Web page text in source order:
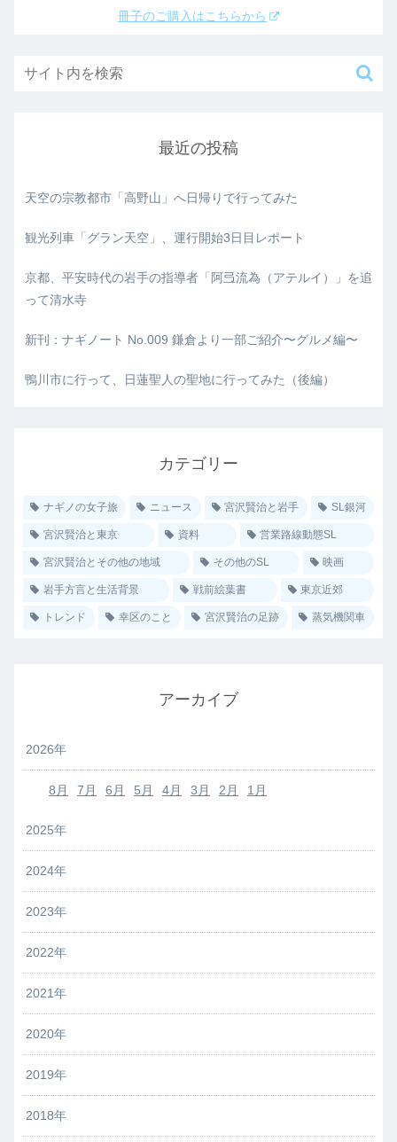
冊子のご購入はこちらから
最近の投稿
天空の宗教都市「高野山」へ日帰りで行ってみた
観光列車「グラン天空」、運行開始3日目レポート
京都、平安時代の岩手の指導者「阿弖流為（アテルイ）」を追
って清水寺
新刊：ナギノート No.009 鎌倉より一部ご紹介〜グルメ編〜
鴨川市に行って、日蓮聖人の聖地に行ってみた（後編）
カテゴリー
ナギノの女子旅 ニュース 宮沢賢治と岩手 SL銀河
宮沢賢治と東京 資料 営業路線動態SL
宮沢賢治とその他の地域 その他のSL 映画
岩手方言と生活背景 戦前絵葉書 東京近郊
トレンド 幸区のこと 宮沢賢治の足跡 蒸気機関車
アーカイブ
2026年
8月 7月 6月 5月 4月 3月 2月 1月
2025年
2024年
2023年
2022年
2021年
2020年
2019年
2018年